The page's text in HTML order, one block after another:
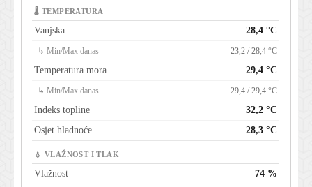
🌡 TEMPERATURA
Vanjska 28,4 °C
↳ Min/Max danas 23,2 / 28,4 °C
Temperatura mora 29,4 °C
↳ Min/Max danas 29,4 / 29,4 °C
Indeks topline
32,2 °C
Osjet hladnoće
28,3 °C
💧 VLAŽNOST I TLAK
Vlažnost
74 %